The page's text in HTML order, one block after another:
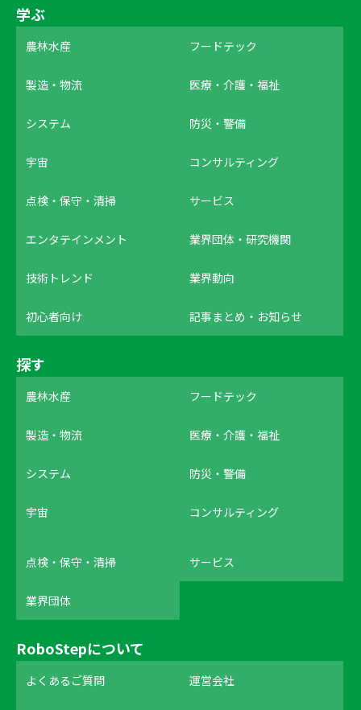
学ぶ
農林水産 フードテック
製造・物流 医療・介護・福祉
システム 防災・警備
宇宙 コンサルティング
点検・保守・清掃 サービス
エンタテインメント 業界団体・研究機関
技術トレンド 業界動向
初心者向け 記事まとめ・お知らせ
探す
農林水産 フードテック
製造・物流 医療・介護・福祉
システム 防災・警備
宇宙 コンサルティング
点検・保守・清掃 サービス
業界団体
RoboStepについて
よくあるご質問 運営会社